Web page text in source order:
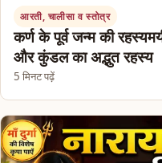
आरती, चालीसा व स्तोत्र
कर्ण के पूर्व जन्म की
और कुंडल का अद्भुत रहस्य
5 मिनट पढ़ें